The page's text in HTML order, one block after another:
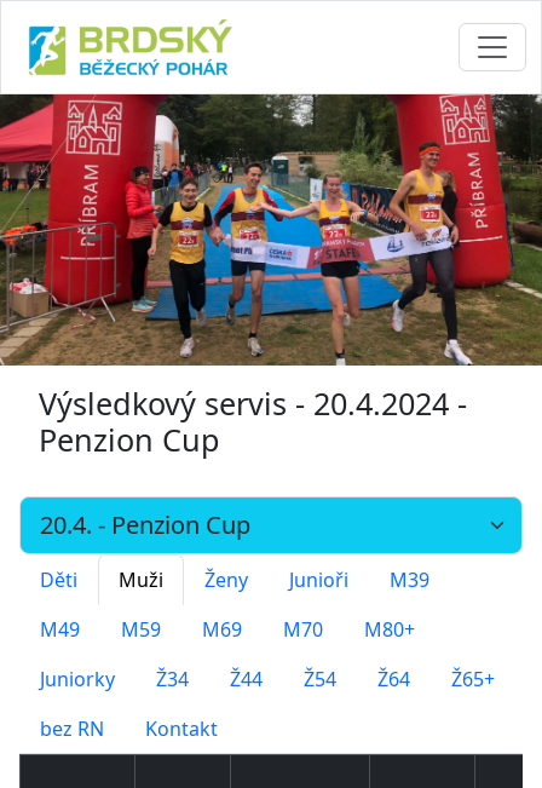
Výsledkový servis - 20.4.2024 -
Penzion Cup
Děti Muži Ženy Junioři
M39
M49
M59 M69 M70
M80+
Juniorky
Ž34 Ž44 Ž54 Ž64
Ž65+
bez RN
Kontakt